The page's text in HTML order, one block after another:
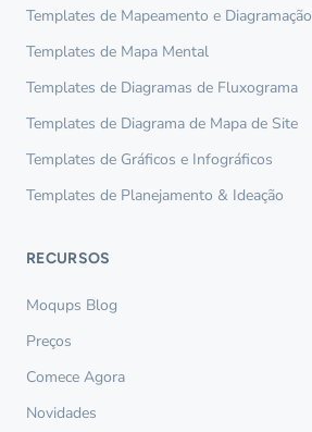
Templates de Mapeamento e Diagramação
Templates de Mapa Mental
Templates de Diagramas de Fluxograma
Templates de Diagrama de Mapa de Site
Templates de Gráficos e Infográficos
Templates de Planejamento & Ideação
RECURSOS
Moqups Blog
Preços
Comece Agora
Novidades